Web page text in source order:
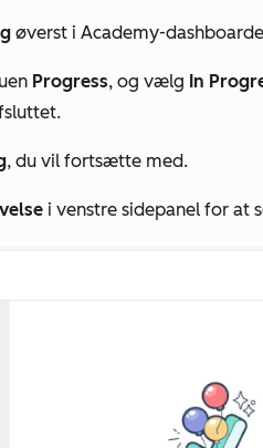
øverst i Academy-
Progress, og vælg In
, du vil fortsætte med.
i venstre sidepanel for at